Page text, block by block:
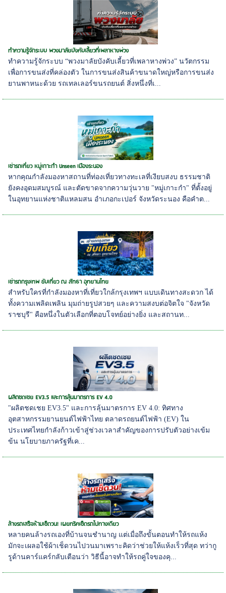
ทำความรู้จักระบบ พวงมาลัยบังคับเลี้ยวที่เพลาหางพ่วง
ทำความรู้จักระบบ “พวงมาลัยบังคับเลี้ยวที่เพลาหางพ่วง” นวัตกรรม
เพื่อการขนส่งที่คล่องตัว ในการขนส่งสินค้าขนาดใหญ่หรือการขนส่ง
ยานพาหนะด้วย รถเทลเลอร์ขนรถยนต์ สิ่งหนึ่งที่เ...
เช่ารถเที่ยว หมู่เกาะกำ Unseen เมืองระนอง
หากคุณกำลังมองหาสถานที่ท่องเที่ยวทางทะเลที่เงียบสงบ ธรรมชาติ
ยังคงอุดมสมบูรณ์ และตัดขาดจากความวุ่นวาย "หมู่เกาะกำ" ที่ตั้งอยู่
ในอุทยานแห่งชาติแหลมสน อำเภอกะเปอร์ จังหวัดระนอง คือคำต...
เช่ารถกรุงเทพ ขับเที่ยว ณ สัทธา อุทยานไทย
สำหรับใครที่กำลังมองหาที่เที่ยวใกล้กรุงเทพฯ แบบเดินทางสะดวก ได้
ทั้งความเพลิดเพลิน มุมถ่ายรูปสวยๆ และความสงบต่อจิตใจ "จังหวัด
ราชบุรี" คือหนึ่งในตัวเลือกที่ตอบโจทย์อย่างยิ่ง และสถานท...
ผลิตชดเชย EV3.5 และการลุ้นมาตรการ EV 4.0
"ผลิตชดเชย EV3.5" และการลุ้นมาตรการ EV 4.0: ทิศทาง
อุตสาหกรรมยานยนต์ไฟฟ้าไทย ตลาดรถยนต์ไฟฟ้า (EV) ใน
ประเทศไทยกำลังก้าวเข้าสู่ช่วงเวลาสำคัญของการปรับตัวอย่างเข้ม
ข้น นโยบายภาครัฐที่เค...
ล้างรถเสร็จห้ามเช็ดวน! เผยทริคเช็ดรถไปทางเดียว
หลายคนล้างรถเองที่บ้านจนชำนาญ แต่เมื่อถึงขั้นตอนทำให้รถแห้ง
มักจะเผลอใช้ผ้าเช็ดวนไปวนมาเพราะคิดว่าช่วยให้แห้งเร็วที่สุด ทว่ากู
รูด้านคาร์แคร์กลับเตือนว่า วิธีนี้อาจทำให้รถคู่ใจของคุ...